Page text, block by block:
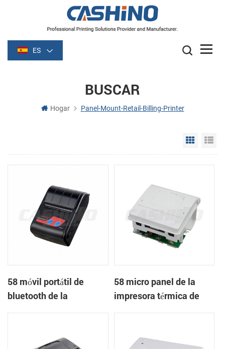
ES
BUSCAR
Hogar Panel-Mount-Retail-Billing-Printer
Grid
58 móvil portátil de
bluetooth de la
58 micro panel de la
impresora térmica de